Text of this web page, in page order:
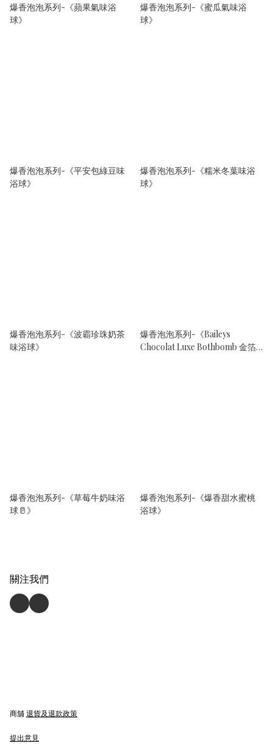
爆香泡泡系列-《蘋果氣味浴
球》
爆香泡泡系列-《蜜瓜氣味浴
球》
爆香泡泡系列-《平安包綠豆味
浴球》
爆香泡泡系列-《糯米冬葉味浴
球》
爆香泡泡系列-《波霸珍珠奶茶
味浴球》
爆香泡泡系列-《Baileys
Chocolat Luxe Bothbomb 金箔
爆香泡泡系列-《草莓牛奶味浴
球🥛》
爆香泡泡系列-《爆香甜水蜜桃
浴球》
關注我們
商舖退貨及退款政策
提出意見